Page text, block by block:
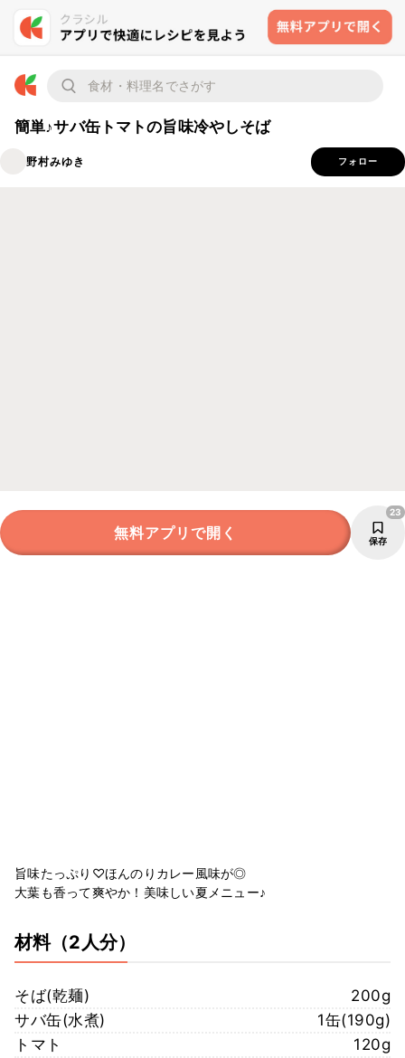
簡単♪サバ缶トマトの旨味冷やしそば
野村みゆき フォロー
無料アプリで開く 保存
23
旨味たっぷり♡ほんのりカレー風味が◎
大葉も香って爽やか！美味しい夏メニュー♪
材料（2人分）
そば(乾麺)
200g
サバ缶(水煮)
1缶(190g)
トマト
120g